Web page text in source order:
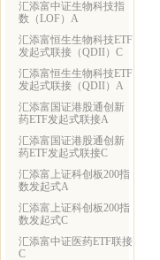
汇添富中证生物科技指
数（LOF）A
汇添富恒生生物科技ETF
发起式联接（QDII）C
汇添富恒生生物科技ETF
发起式联接（QDII）A
汇添富国证港股通创新
药ETF发起式联接A
汇添富国证港股通创新
药ETF发起式联接C
汇添富上证科创板200指
数发起式A
汇添富上证科创板200指
数发起式C
汇添富中证医药ETF联接
C